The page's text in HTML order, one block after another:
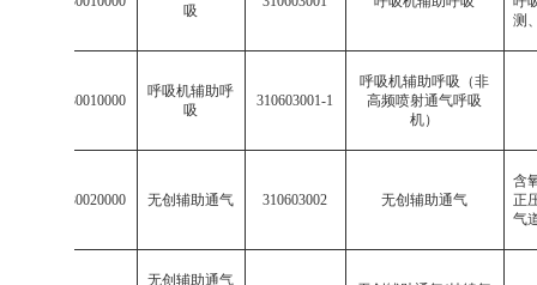
吸
测
003106030010000
呼吸机辅助呼
吸
310603001-1
呼吸机辅助呼吸（非
高频喷射通气呼吸
机）
003106030020000 无创辅助通气 310603002 无创辅助通气
含
正
气
无创辅助通气